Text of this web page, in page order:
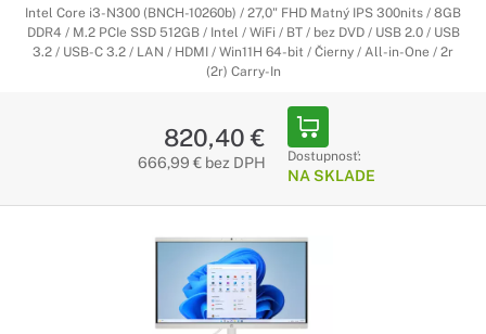
Intel Core i3-N300 (BNCH-10260b) / 27,0" FHD Matný IPS 300nits / 8GB
DDR4 / M.2 PCIe SSD 512GB / Intel / WiFi / BT / bez DVD / USB 2.0 / USB
3.2 / USB-C 3.2 / LAN / HDMI / Win11H 64-bit / Čierny / All-in-One / 2r
(2r) Carry-In
820,40 €
666,99 € bez DPH Dostupnosť:
NA SKLADE